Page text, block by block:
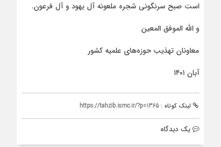
است صبح سرنگونی شجره ملعونه آل یهود و آل فرعون.
و الله الموفق المعین
معاونان تهذیب حوزه‌های علمیه کشور
آبان ۱۴۰۱
لینک کوتاه : https://tahzib.ismc.ir/?p=1365
يک دیدگاه